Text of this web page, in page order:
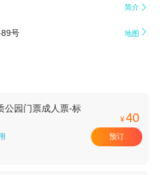
简介 
号 地图 
公园门票成人票-标
¥40
预订